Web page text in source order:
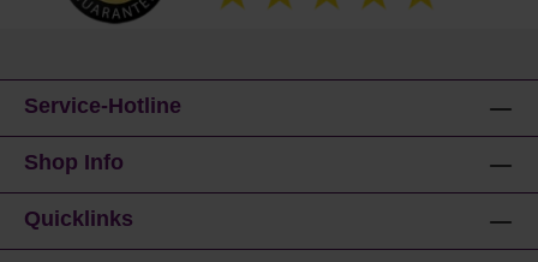
Service-Hotline
Shop Info
Quicklinks